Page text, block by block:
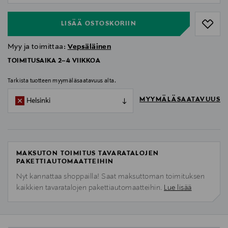
LISÄÄ OSTOSKORIIN
Myy ja toimittaa: Vepsäläinen
TOIMITUSAIKA 2–4 VIIKKOA
Tarkista tuotteen myymäläsaatavuus alta.
Helsinki MYYMÄLÄSAATAVUUS
MAKSUTON TOIMITUS TAVARATALOJEN
PAKETTIAUTOMAATTEIHIN
Nyt kannattaa shoppailla! Saat maksuttoman toimituksen
kaikkien tavaratalojen pakettiautomaatteihin. Lue lisää